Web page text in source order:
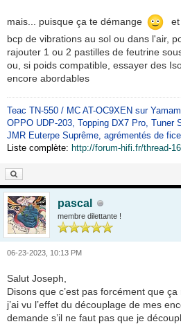
mais... puisque ça te démange
bcp de vibrations au sol ou dans l'air,
rajouter 1 ou 2 pastilles de feutrine
ou, si poids compatible, essayer des
encore abordables
Teac TN-550 / MC AT-OC9XEN sur
OPPO UDP-203, Topping DX7 Pro, Tuner
JMR Euterpe Suprême, agrémentés de
Liste complète: http://forum-hifi.fr/thread-
pascal
membre dilettante !
06-23-2023, 10:13 PM
Salut Joseph,
Disons que c’est pas forcément que
j’ai vu l’effet du découplage de mes
demande s’il ne faut pas que je